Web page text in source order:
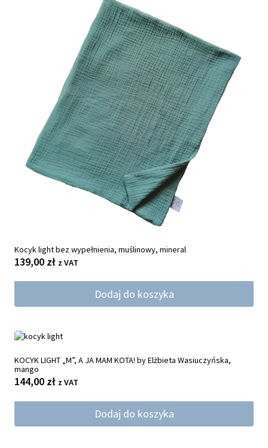
Kocyk light bez wypełnienia, muślinowy, mineral
139,00 zł z VAT
Dodaj do koszyka
KOCYK LIGHT „M”, A JA MAM KOTA! by Elżbieta Wasiuczyńska,
mango
144,00 zł z VAT
Dodaj do koszyka